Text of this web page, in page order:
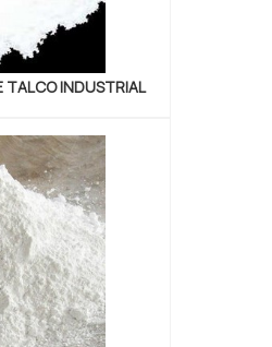
TALCO INDUSTRIAL